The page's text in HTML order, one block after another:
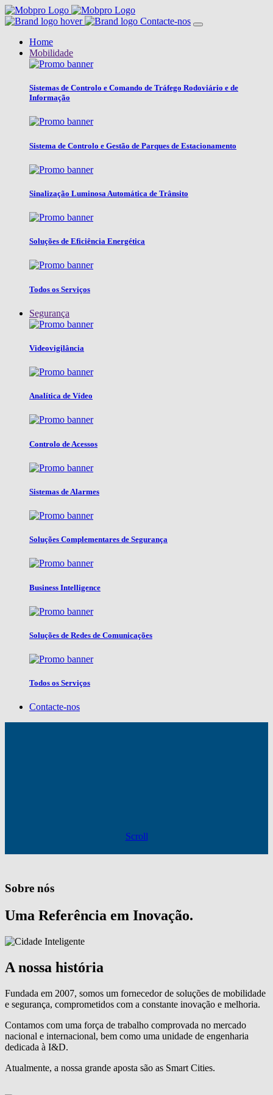
Contacte-nos
Home
Mobilidade
Sistemas de Controlo e Comando de Tráfego Rodoviário e de
Informação
Sistema de Controlo e Gestão de Parques de Estacionamento
Sinalização Luminosa Automática de Trânsito
Soluções de Eficiência Energética
Todos os Serviços
Segurança
Videovigilância
Analítica de Vídeo
Controlo de Acessos
Sistemas de Alarmes
Soluções Complementares de Segurança
Business Intelligence
Soluções de Redes de Comunicações
Todos os Serviços
Contacte-nos
Scroll
Sobre nós
Uma Referência em Inovação.
A nossa história
Fundada em 2007, somos um fornecedor de soluções de mobilidade
e segurança, comprometidos com a constante inovação e melhoria.
Contamos com uma força de trabalho comprovada no mercado
nacional e internacional, bem como uma unidade de engenharia
dedicada à I&D.
Atualmente, a nossa grande aposta são as Smart Cities.